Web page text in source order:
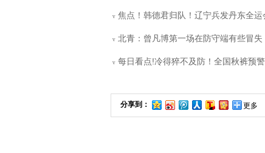
v 焦点！韩德君归队！辽宁兵发丹东全
v 北青：曾凡博第一场在防守端有些冒失
v 每日看点!冷得猝不及防！全国秋裤预
分享到： 更多